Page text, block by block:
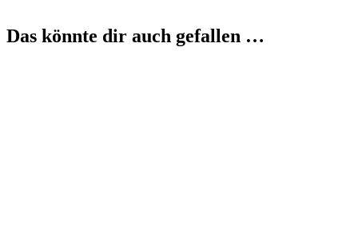
Das könnte dir auch gefallen …